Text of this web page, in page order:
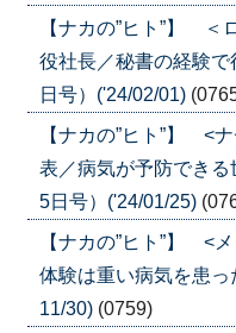
【ナカの”ヒト”】
役社長／秘書の経験
日号）('24/02/01)
【ナカの”ヒト”】 <
表／病気が予防でき
5日号）('24/01/25)
【ナカの”ヒト”】
体験は重い病気を患
11/30) (0759)